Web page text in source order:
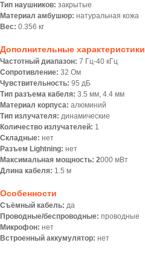
Тип наушников: закрытые
Материал амбушюр: натуральная кожа
Вес: 0.356 кг
Дополнительные характеристики
Частотный диапазон: 7 Гц-40 кГц
Сопротивление: 32 Ом
Чувствительность: 95 дБ
Тип разъема кабеля: 3.5 мм, 4.4 мм
Материал корпуса: алюминий
Тип излучателя: динамические
Количество излучателей: 1
Складные: нет
Разъем Lightning: нет
Максимальная мощность: 2000 мВт
Длина кабеля: 1.5 м
Особенности
Съёмный кабель: да
Проводные/беспроводные: проводные
Микрофон: нет
Встроенный аккумулятор: нет